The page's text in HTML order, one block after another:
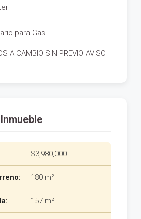
para Gas
A CAMBIO SIN PREVIO AVISO
$3,980,000
180 m²
157 m²